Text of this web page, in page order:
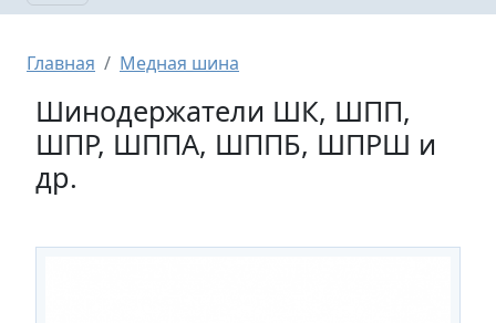
Строка навигации
Главная Медная шина
Шинодержатели ШК, ШПП,
ШПР, ШППА, ШППБ, ШПРШ и
др.